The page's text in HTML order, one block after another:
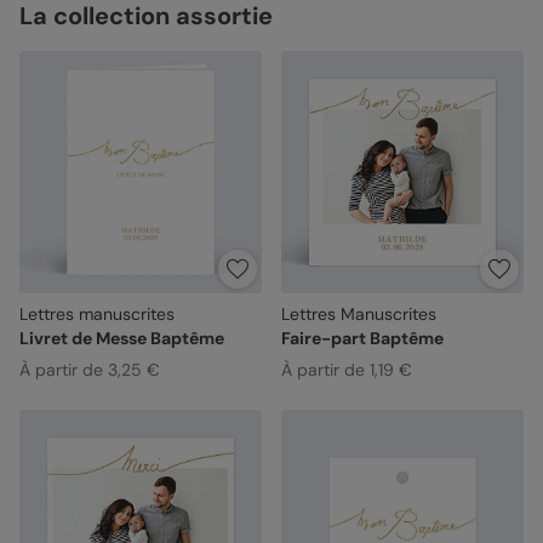
La collection assortie
Lettres manuscrites
Livret de Messe Baptême
À partir de 3,25 €
Lettres Manuscrites
Faire-part Baptême
À partir de 1,19 €